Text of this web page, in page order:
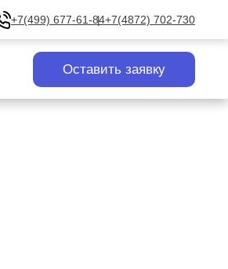
+7(499) 677-61-84+7(4872) 702-730
Оставить заявку